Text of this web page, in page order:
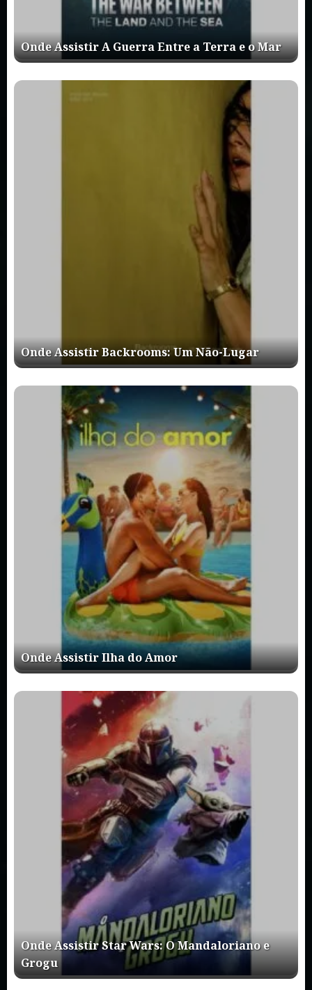
Onde Assistir A Guerra Entre a Terra e o Mar
Onde Assistir Backrooms: Um Não-Lugar
Onde Assistir Ilha do Amor
Onde Assistir Star Wars: O Mandaloriano e
Grogu